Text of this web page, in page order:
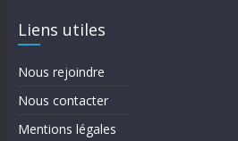
Liens utiles
Nous rejoindre
Nous contacter
Mentions légales